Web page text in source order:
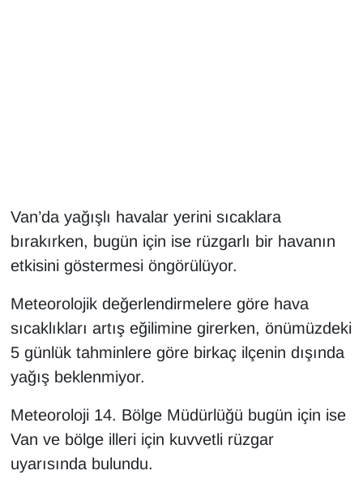
Van’da yağışlı havalar yerini sıcaklara
bırakırken, bugün için ise rüzgarlı bir havanın
etkisini göstermesi öngörülüyor.
Meteorolojik değerlendirmelere göre hava
sıcaklıkları artış eğilimine girerken, önümüzdeki
5 günlük tahminlere göre birkaç ilçenin dışında
yağış beklenmiyor.
Meteoroloji 14. Bölge Müdürlüğü bugün için ise
Van ve bölge illeri için kuvvetli rüzgar
uyarısında bulundu.
HABERDE İNSAN
İngilizce
Kadın
Kamu Alımları
Kültür & Sanat